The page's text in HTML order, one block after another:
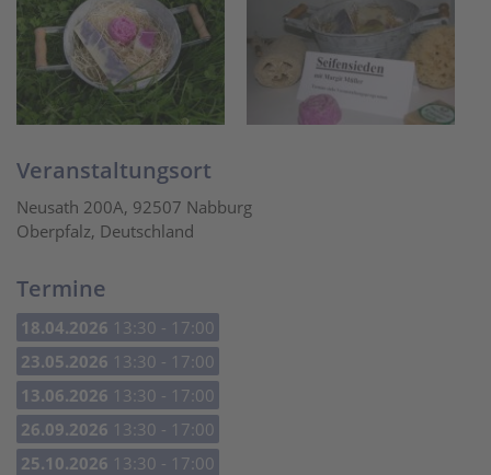
Veranstaltungsort
Neusath 200A, 92507 Nabburg
Oberpfalz, Deutschland
Termine
18.04.2026 13:30 - 17:00
23.05.2026 13:30 - 17:00
13.06.2026 13:30 - 17:00
26.09.2026 13:30 - 17:00
25.10.2026 13:30 - 17:00